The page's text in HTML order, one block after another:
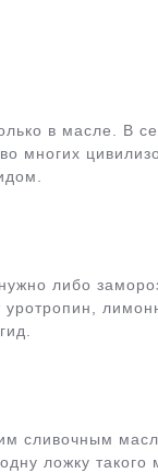
в масле. В
многих
либо
сливочным
ложку